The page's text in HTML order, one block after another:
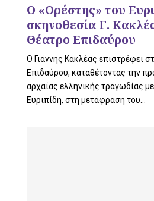
O «Ορέστης» του
σκηνοθεσία Γ.
Θέατρο Επιδαύρου
Ο Γιάννης Κακλέας επιστρέφει
Επιδαύρου, καταθέτοντας την
αρχαίας ελληνικής τραγωδίας
Ευριπίδη, στη μετάφραση του...